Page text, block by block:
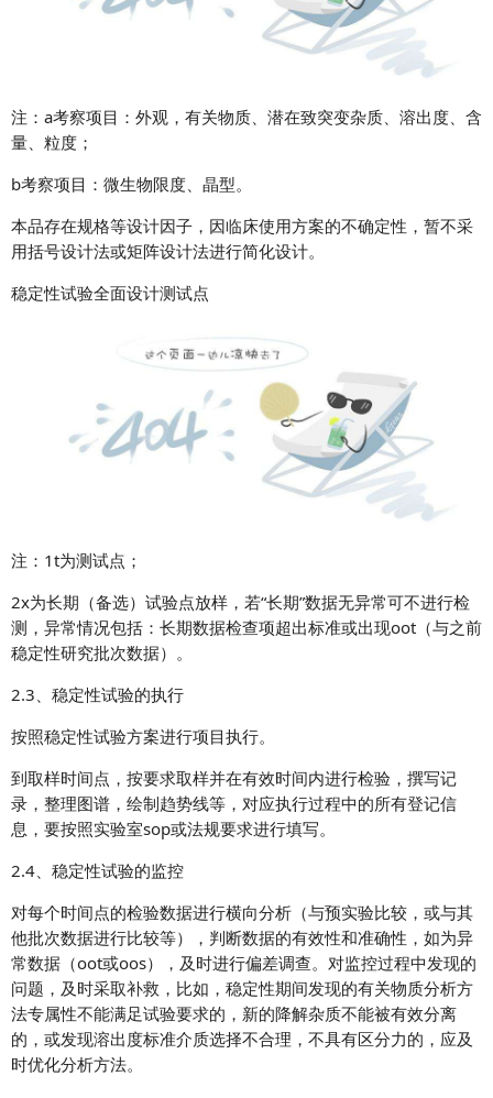
注： a考察项目： 外观，有关物质、潜在致突变杂质、溶出度、含
量、粒度；
b考察项目：微生物限度、晶型。
本品存在规格等设计因子，因临床使用方案的不确定性，暂不采
用括号设计法或矩阵设计法进行简化设计。
稳定性试验全面设计测试点
注： 1t为测试点；
2x为长期（备选） 试验点放样，若“长期”数据无异常可不进行检
测，异常情况包括： 长期数据检查项超出标准或出现oot （与之前
稳定性研究批次数据） 。
2.3、稳定性试验的执行
按照稳定性试验方案进行项目执行。
到取样时间点，按要求取样并在有效时间内进行检验，撰写记
录，整理图谱，绘制趋势线等，对应执行过程中的所有登记信
息，要按照实验室sop或法规要求进行填写。
2.4、稳定性试验的监控
对每个时间点的检验数据进行横向分析（与预实验比较，或与其
他批次数据进行比较等），判断数据的有效性和准确性，如为异
常数据（oot或oos），及时进行偏差调查。对监控过程中发现的
问题，及时采取补救，比如，稳定性期间发现的有关物质分析方
法专属性不能满足试验要求的，新的降解杂质不能被有效分离
的，或发现溶出度标准介质选择不合理，不具有区分力的，应及
时优化分析方法。